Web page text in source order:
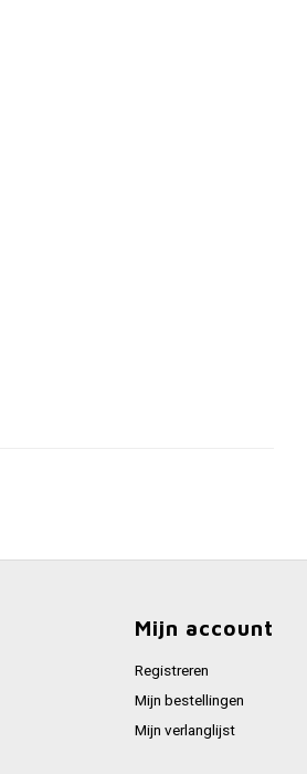
Mijn account
Registreren
Mijn bestellingen
Mijn verlanglijst